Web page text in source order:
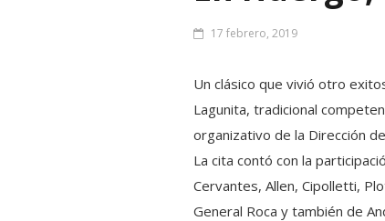
17 febrero, 2019
Un clásico que vivió otro
Lagunita, tradicional
organizativo de la Dirección
La cita contó con la
Cervantes, Allen, Cipolletti,
General Roca y también de